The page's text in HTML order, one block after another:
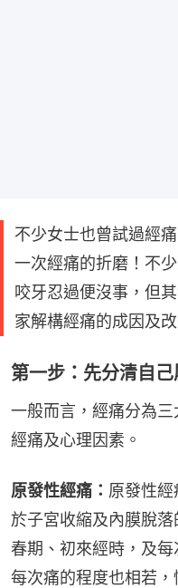
不少女士也曾試過經
一次經痛的折磨！不
咬牙忍過便沒事，但
家解構經痛的成因及
第一步：先分清自
一般而言，經痛分為
經痛及心理因素。
原發性經痛： 原發性
於子宮收縮及內膜脫
春期、初來經時，及每
每次痛的程度也相若